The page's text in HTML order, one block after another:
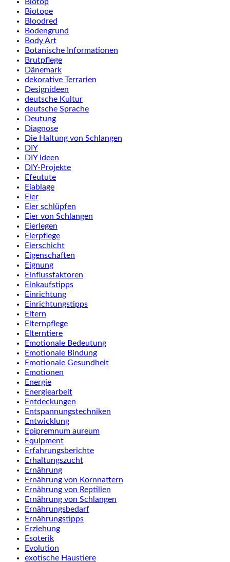
Biotope
Bloodred
Bodengrund
Body Art
Botanische Informationen
Brutpflege
Dänemark
dekorative Terrarien
Designideen
deutsche Kultur
deutsche Sprache
Deutung
Diagnose
Die Haltung von Schlangen
DIY
DIY Ideen
DIY-Projekte
Efeutute
Eiablage
Eier
Eier schlüpfen
Eier von Schlangen
Eierlegen
Eierpflege
Eierschicht
Eigenschaften
Eignung
Einflussfaktoren
Einkaufstipps
Einrichtung
Einrichtungstipps
Eltern
Elternpflege
Elterntiere
Emotionale Bedeutung
Emotionale Bindung
Emotionale Gesundheit
Emotionen
Energie
Energiearbeit
Entdeckungen
Entspannungstechniken
Entwicklung
Epipremnum aureum
Equipment
Erfahrungsberichte
Erhaltungszucht
Ernährung
Ernährung von Kornnattern
Ernährung von Reptilien
Ernährung von Schlangen
Ernährungsbedarf
Ernährungstipps
Erziehung
Esoterik
Evolution
exotische Haustiere